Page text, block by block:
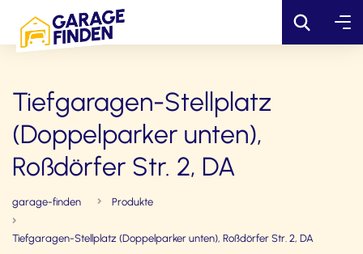
Tiefgaragen-Stellplatz
(Doppelparker unten),
Roßdörfer Str. 2, DA
garage-finden Produkte
Tiefgaragen-Stellplatz (Doppelparker unten), Roßdörfer Str. 2, DA